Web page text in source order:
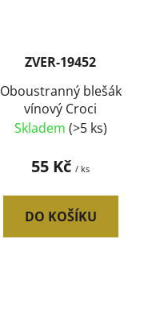
ZVER-19452
Oboustranný blešák
vínový Croci
Skladem (>5 ks)
55 Kč / ks
DO KOŠÍKU